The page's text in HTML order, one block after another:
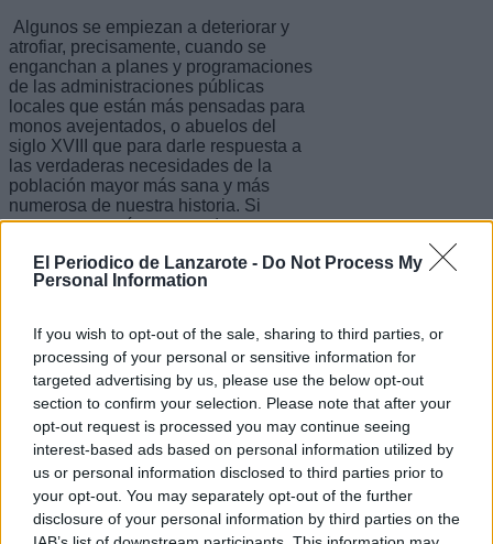
El Periodico de Lanzarote - Do Not Process My
Personal Information
If you wish to opt-out of the sale, sharing to third parties, or
processing of your personal or sensitive information for
targeted advertising by us, please use the below opt-out
section to confirm your selection. Please note that after your
opt-out request is processed you may continue seeing
interest-based ads based on personal information utilized by
us or personal information disclosed to third parties prior to
your opt-out. You may separately opt-out of the further
disclosure of your personal information by third parties on the
Algunos se empiezan a deteriorar y
atrofiar, precisamente, cuando se
enganchan a planes y programaciones
de las administraciones públicas
locales que están más pensadas para
monos avejentados, o abuelos del
siglo XVIII que para darle respuesta a
las verdaderas necesidades de la
población mayor más sana y más
numerosa de nuestra historia. Si
parece que están preparadas para
soviéticas, donde todos tienen que
hacer al mismo tiempo lo mismo por
sabe lo mismo de vejez que yo de la
cara oculta de la luna.
No estaría mal pasar página ya en esa
visión pueril de la isla de los piratas (o
de los viejos) y ponerse manos a la
obra para adaptar servicios y
pretensiones a las necesidades que
van a venir. Si no es así, más de uno
de los nietos nos vendrán llorando sin